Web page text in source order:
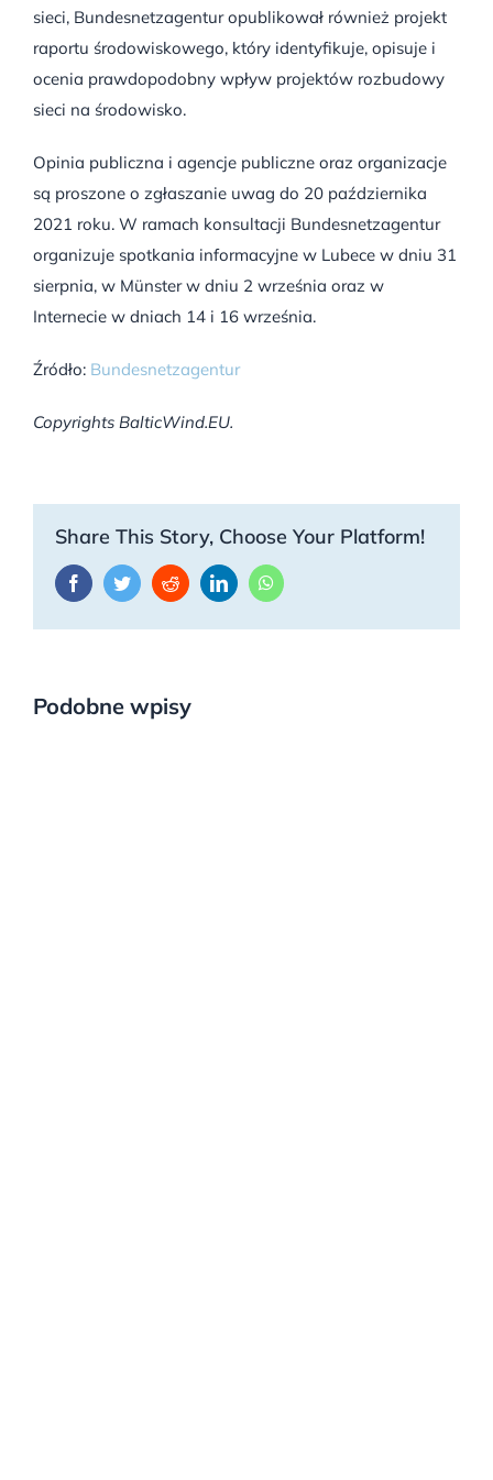
sieci, Bundesnetzagentur opublikował również projekt
raportu środowiskowego, który identyfikuje, opisuje i
ocenia prawdopodobny wpływ projektów rozbudowy
sieci na środowisko.
Opinia publiczna i agencje publiczne oraz organizacje
są proszone o zgłaszanie uwag do 20 października
2021 roku. W ramach konsultacji Bundesnetzagentur
organizuje spotkania informacyjne w Lubece w dniu 31
sierpnia, w Münster w dniu 2 września oraz w
Internecie w dniach 14 i 16 września.
Źródło: Bundesnetzagentur
Copyrights BalticWind.EU.
Share This Story, Choose Your Platform!
FacebookTwitterRedditLinkedInWhatsApp
Podobne wpisy